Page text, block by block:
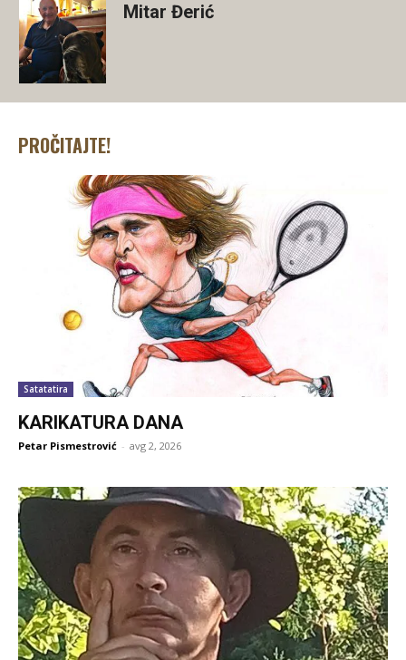
Mitar Đerić
PROČITAJTE!
Satatatira
KARIKATURA DANA
Petar Pismestrović - avg 2, 2026